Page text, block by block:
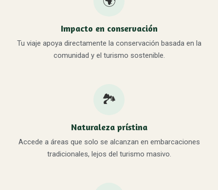
Impacto en conservación
Tu viaje apoya directamente la conservación basada en la
comunidad y el turismo sostenible.
🏞️
Naturaleza prístina
Accede a áreas que solo se alcanzan en embarcaciones
tradicionales, lejos del turismo masivo.